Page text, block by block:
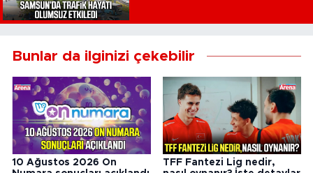
Bunlar da ilginizi çekebilir
10 Ağustos 2026 On
TFF Fantezi Lig nedir,